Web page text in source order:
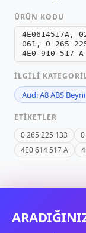
ÜRÜN KODU
4E0614517A,
061, 0 265
4E0 910 517 A
İLGILI
Audi A8 ABS Beyni
ETIKETLER
0 265 225 133
4E0 614 517 A